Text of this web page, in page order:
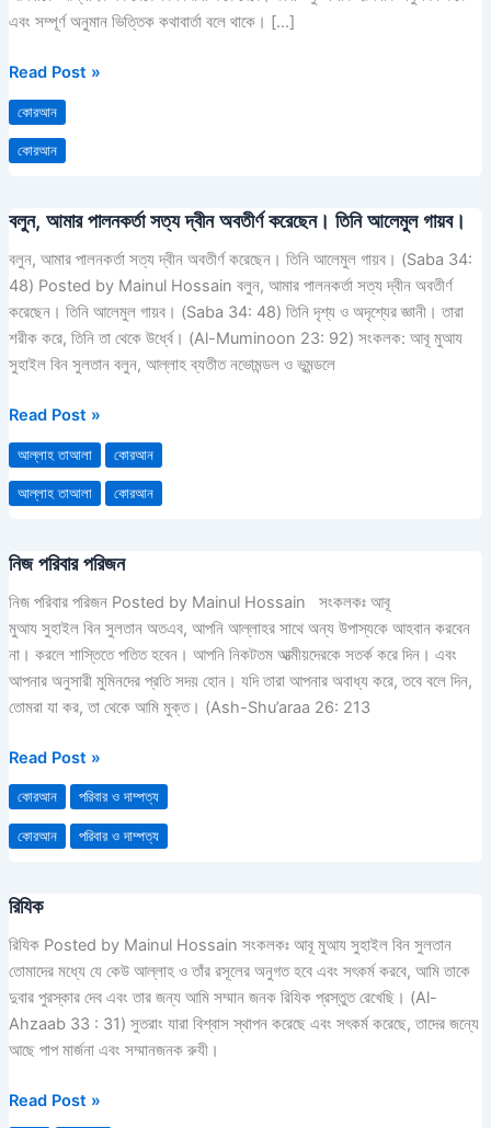
এবং সম্পূর্ণ অনুমান ভিত্তিক কথাবার্তা বলে থাকে। […]
বিশ্বাসকারী
Read Post »
কোরআন
কোরআন
বলুন, আমার পালনকর্তা সত্য দ্বীন অবতীর্ণ করেছেন। তিনি আলেমুল গায়ব।
বলুন, আমার পালনকর্তা সত্য দ্বীন অবতীর্ণ করেছেন। তিনি আলেমুল গায়ব। (Saba 34:
48) Posted by Mainul Hossain বলুন, আমার পালনকর্তা সত্য দ্বীন অবতীর্ণ
করেছেন। তিনি আলেমুল গায়ব। (Saba 34: 48) তিনি দৃশ্য ও অদৃশ্যের জ্ঞানী। তারা
শরীক করে, তিনি তা থেকে উর্ধ্বে। (Al-Muminoon 23: 92) সংকলক: আবূ মুআয
সুহাইল বিন সুলতান বলুন, আল্লাহ ব্যতীত নভোমন্ডল ও ভূমন্ডলে
বলুন,
পালনকর্তা
সত্য
করেছেন।
তিনি
গায়ব।
Read Post »
আল্লাহ তাআলা কোরআন
আল্লাহ তাআলা কোরআন
নিজ পরিবার পরিজন
নিজ পরিবার পরিজন Posted by Mainul Hossain সংকলকঃ আবূ
মুআয সুহাইল বিন সুলতান অতএব, আপনি আল্লাহর সাথে অন্য উপাস্যকে আহবান করবেন
না। করলে শাস্তিতে পতিত হবেন। আপনি নিকটতম আত্মীয়দেরকে সতর্ক করে দিন। এবং
আপনার অনুসারী মুমিনদের প্রতি সদয় হোন। যদি তারা আপনার অবাধ্য করে, তবে বলে দিন,
তোমরা যা কর, তা থেকে আমি মুক্ত। (Ash-Shu’araa 26: 213
নিজ
Read Post »
কোরআন পরিবার ও দাম্পত্য
কোরআন পরিবার ও দাম্পত্য
রিযিক
রিযিক Posted by Mainul Hossain সংকলকঃ আবূ মুআয সুহাইল বিন সুলতান
তোমাদের মধ্যে যে কেউ আল্লাহ ও তাঁর রসূলের অনুগত হবে এবং সৎকর্ম করবে, আমি তাকে
দুবার পুরস্কার দেব এবং তার জন্য আমি সম্মান জনক রিযিক প্রস্তুত রেখেছি। (Al-
Ahzaab 33 : 31) সুতরাং যারা বিশ্বাস স্থাপন করেছে এবং সৎকর্ম করেছে, তাদের জন্যে
আছে পাপ মার্জনা এবং সম্মানজনক রুযী।
রিযিক
Read Post »